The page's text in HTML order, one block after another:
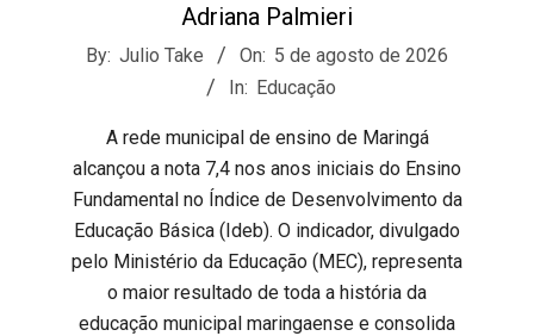
Adriana Palmieri
2026-
By: Julio Take On: 5 de agosto de 2026
In: Educação
​A rede municipal de ensino de Maringá
alcançou a nota 7,4 nos anos iniciais do Ensino
Fundamental no Índice de Desenvolvimento da
Educação Básica (Ideb). O indicador, divulgado
pelo Ministério da Educação (MEC), representa
o maior resultado de toda a história da
educação municipal maringaense e consolida